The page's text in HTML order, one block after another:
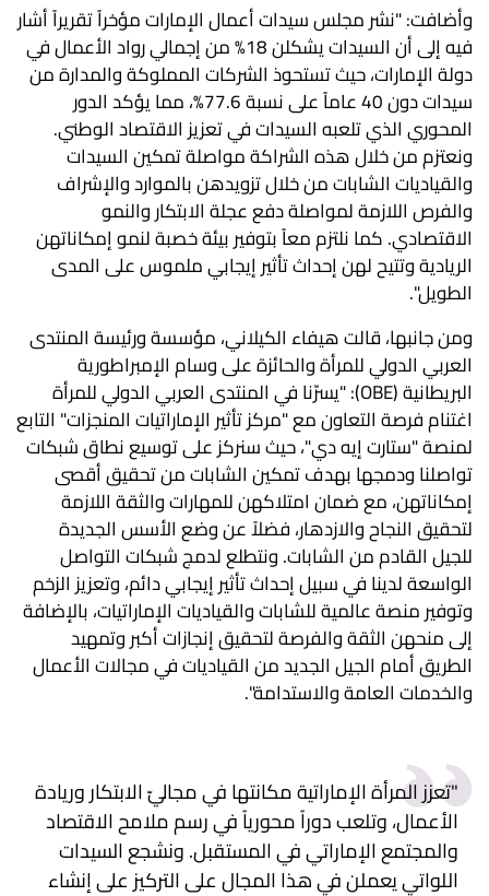
وأضافت: "نشر مجلس سيدات أعمال الإمارات مؤخراً تقريراً أشار
فيه إلى أن السيدات يشكلن 18% من إجمالي رواد الأعمال في
دولة الإمارات، حيث تستحوذ الشركات المملوكة والمدارة من
سيدات دون 40 عاماً على نسبة 77.6%، مما يؤكد الدور
المحوري الذي تلعبه السيدات في تعزيز الاقتصاد الوطني.
ونعتزم من خلال هذه الشراكة مواصلة تمكين السيدات
والقياديات الشابات من خلال تزويدهن بالموارد والإشراف
والفرص اللازمة لمواصلة دفع عجلة الابتكار والنمو
الاقتصادي. كما نلتزم معاً بتوفير بيئة خصبة لنمو إمكاناتهن
الريادية وتتيح لهن إحداث تأثير إيجابي ملموس على المدى
الطويل".
ومن جانبها، قالت هيفاء الكيلاني، مؤسسة ورئيسة المنتدى
العربي الدولي للمرأة والحائزة على وسام الإمبراطورية
البريطانية (OBE): "يسرّنا في المنتدى العربي الدولي للمرأة
اغتنام فرصة التعاون مع "مركز تأثير الإماراتيات المنجزات" التابع
لمنصة "ستارت إيه دي"، حيث سنركز على توسيع نطاق شبكات
تواصلنا ودمجها بهدف تمكين الشابات من تحقيق أقصى
إمكاناتهن، مع ضمان امتلاكهن للمهارات والثقة اللازمة
لتحقيق النجاح والازدهار، فضلاً عن وضع الأسس الجديدة
للجيل القادم من الشابات. ونتطلع لدمج شبكات التواصل
الواسعة لدينا في سبيل إحداث تأثير إيجابي دائم، وتعزيز الزخم
وتوفير منصة عالمية للشابات والقياديات الإماراتيات، بالإضافة
إلى منحهن الثقة والفرصة لتحقيق إنجازات أكبر وتمهيد
الطريق أمام الجيل الجديد من القياديات في مجالات الأعمال
والخدمات العامة والاستدامة".
"تعزز المرأة الإماراتية مكانتها في مجاليّ الابتكار وريادة
الأعمال، وتلعب دوراً محورياً في رسم ملامح الاقتصاد
والمجتمع الإماراتي في المستقبل. ونشجع السيدات
اللواتي يعملن في هذا المجال على التركيز على إنشاء